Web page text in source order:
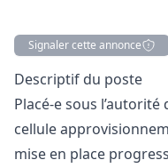
Signaler cette annonce
Description
Descriptif du poste
Placé-e sous
cellule
mise en place